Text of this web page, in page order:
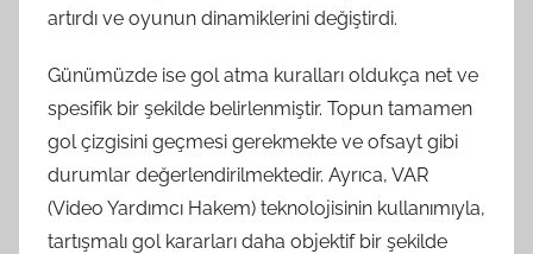
artırdı ve oyunun dinamiklerini değiştirdi.
Günümüzde ise gol atma kuralları oldukça net ve
spesifik bir şekilde belirlenmiştir. Topun tamamen
gol çizgisini geçmesi gerekmekte ve ofsayt gibi
durumlar değerlendirilmektedir. Ayrıca, VAR
(Video Yardımcı Hakem) teknolojisinin kullanımıyla,
tartışmalı gol kararları daha objektif bir şekilde